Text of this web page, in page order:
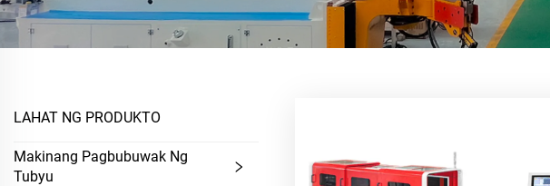
LAHAT NG PRODUKTO
Makinang Pagbubuwak Ng
Tubyu